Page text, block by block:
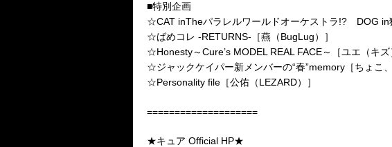
■特別企画
☆CAT inTheパラレルワールドオーケストラ!? DOG in
☆ばめコレ -RETURNS-［燕（BugLug）］
☆Honesty～Cure’s MODEL REAL FACE～［ユエ（キズ
☆ジャックケイパー新メンバーの“春”memory［ちょこ
☆Personality file［公佑（LEZARD）］
====================
★キュア Official HP★